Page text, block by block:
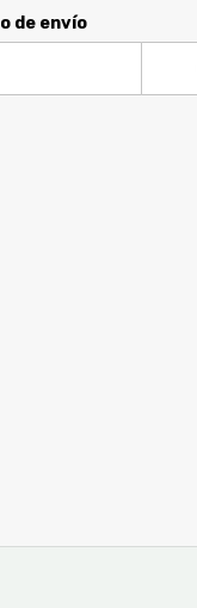
de envío